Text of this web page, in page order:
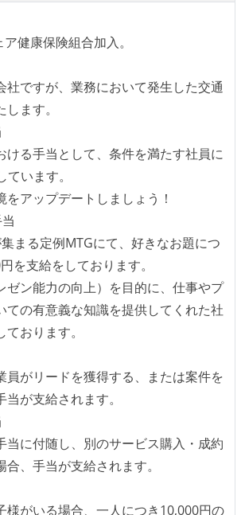
積極的に行っている（属人性を減らす
いる）
の開発
ー数（数千以上）
が多い（数千rps以上）
度
勤務のハイブリットワーク（週1出社）
勤務のハイブリットワーク（週2出社）
抜けできる制度がある
学児を子育てしながら働いていたエン
ム制または裁量労働制を採用している
務参加やチケット負担など、会社とし
ファレンスへの参加を支援する制度が
応する記載事項
置：屋内禁煙（屋内に喫煙可能室設
健康保険組合加入。
社ですが、業務において発生した交通
ます。
ける手当として、条件を満たす社員に
います。
をアップデートしましょう！
まる定例MTGにて、好きなお題につ
を支給をしております。
ゼン能力の向上）を目的に、仕事やプ
ての有意義な知識を提供してくれた社
おります。
員がリードを獲得する、または案件を
が支給されます。
当に付随し、別のサービス購入・成約
、手当が支給されます。
様がいる場合、一人につき10,000円の